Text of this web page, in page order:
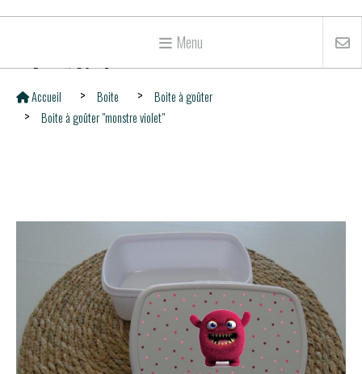
Menu
Accueil Boite
Boite à goûter
Boite à goûter "monstre violet"